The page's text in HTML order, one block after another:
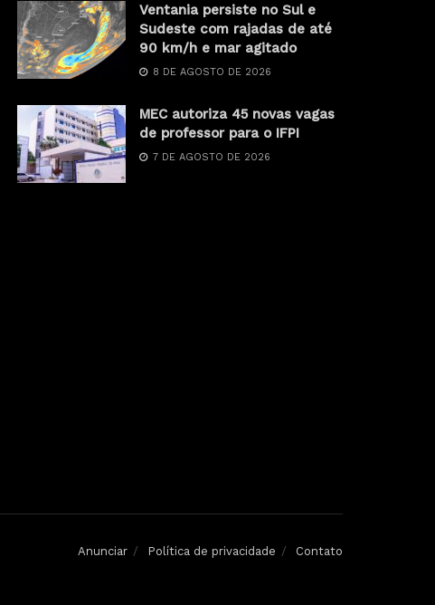
Ventania persiste no Sul e
Sudeste com rajadas de até
90 km/h e mar agitado
8 DE AGOSTO DE 2026
MEC autoriza 45 novas vagas
de professor para o IFPI
7 DE AGOSTO DE 2026
Anunciar Política de privacidade Contato